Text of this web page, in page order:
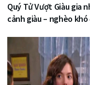
Quý Tử Vượt Giàu gia
cảnh giàu – nghèo khó